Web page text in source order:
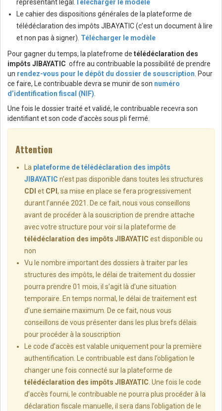
représentant légal.
Télécharger le modèle
Le cahier des dispositions générales de la plateforme de
télédéclaration des impôts JIBAYATIC (c’est un document à lire
et non pas à signer). Télécharger le modèle
Pour gagner du temps, la platefrome de télédéclaration des
impôts JIBAYATIC offre au contribuable la possibilité de prendre
un rendez-vous pour le dépôt du dossier de souscription . Pour
ce faire, Le contribuable devra se munir de son numéro
d’identification fiscal (NIF)
Une fois le dossier traité et validé, le contribuable recevra son
identifiant et son code d’accès sous pli fermé.
Attention
La plateforme de télédéclaration des impôts
JIBAYATIC n’est pas disponible dans toutes les structures
CDI et CPI , sa mise en place se fera progressivement
durant l’année 2021. De ce fait, nous vous conseillons
avant de procéder à la souscription de prendre attache
avec votre structure pour voir si la plateforme de
télédéclaration des impôts JIBAYATIC est disponible ou
non
Vu le nombre important des dossiers à traiter par les
structures des impôts, le délai de traitement du dossier
pourra prendre 01 mois, il s’agit là d’une situation
temporaire. En temps normal, le délai de traitement est
d’une semaine maximum. De ce fait, nous vous
conseillons de vous présenter dans les plus brefs délais
pour procéder à la souscription
Le code d’accès est valable uniquement pour la première
authentification. Le contribuable est dans l’obligation le
changer une fois connecté sur la plateforme de
télédéclaration des impôts JIBAYATIC . Une fois le code
d’accès fourni, le contribuable ne pourra plus procéder à la
déclaration fiscale manuelle, il sera dans l’obligation de le